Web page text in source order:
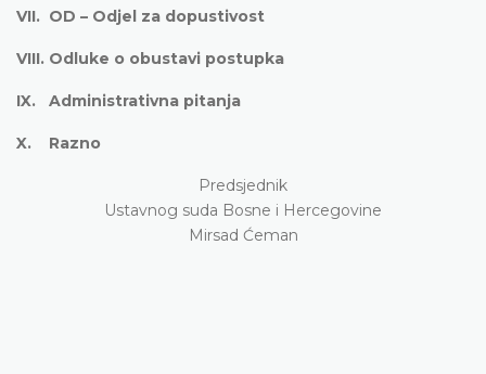
VII. OD – Odjel za dopustivost
VIII. Odluke o obustavi postupka
IX. Administrativna pitanja
X. Razno
Predsjednik
Ustavnog suda Bosne i Hercegovine
Mirsad Ćeman